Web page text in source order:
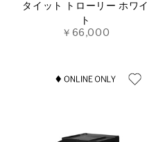
タイット トローリー ホワイ
ト
￥66,000